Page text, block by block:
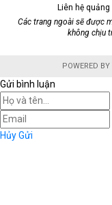
Liên hệ
Các trang ngoài sẽ được
không chịu
POWERED BY
Gửi bình luận
HủyGửi